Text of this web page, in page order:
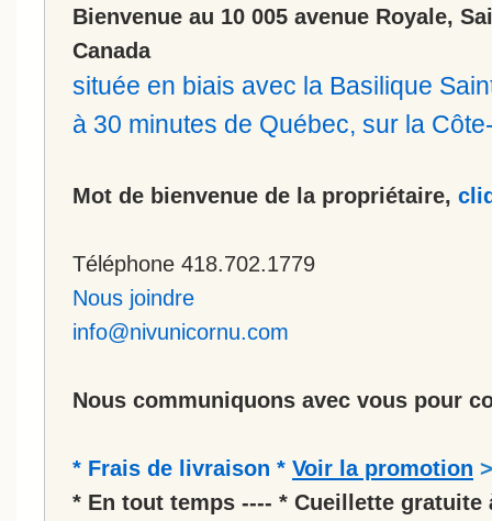
Bienvenue au 10 005 avenue Royale,
Canada
située en biais avec la Basilique
à 30 minutes de Québec, sur la
Mot de bienvenue de la propriétaire,
Téléphone 418.702.1779
Nous joindre
info@nivunicornu.com
Nous communiquons avec vous pour
* Frais de livraison * Voir la promotion >
* En tout temps ---- * Cueillette gratuite